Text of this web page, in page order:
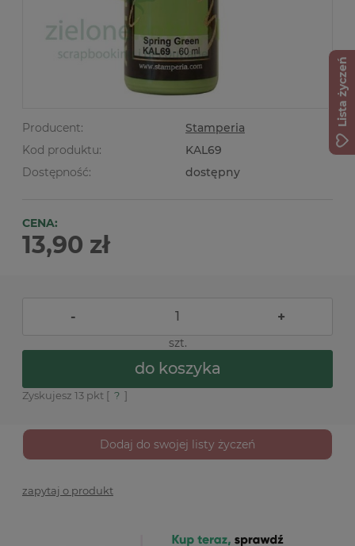
Producent:
Stamperia
Kod produktu:
KAL69
Dostępność:
dostępny
CENA:
13,90 zł
- +
szt.
do koszyka
Zyskujesz 13 pkt [ ? ]
Dodaj do swojej listy życzeń
zapytaj o produkt
Lista życzeń